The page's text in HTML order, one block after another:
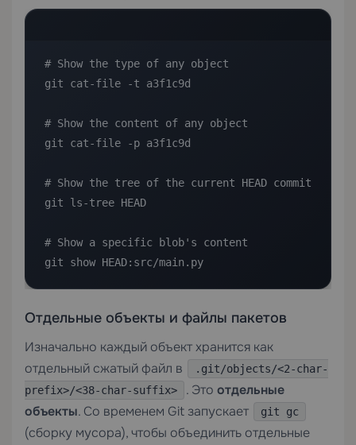
# Show the type of any object
git cat-file -t a3f1c9d
# Show the content of any object
git cat-file -p a3f1c9d
# Show the tree of the current HEAD commit
git ls-tree HEAD
# Show a specific blob's content
git show HEAD:src/main.py
Отдельные объекты и файлы пакетов
Изначально каждый объект хранится как
отдельный сжатый файл в
.git/objects/<2-char-
prefix>/<38-char-suffix>
. Это отдельные
объекты. Со временем Git запускает git gc
(сборку мусора), чтобы объединить отдельные